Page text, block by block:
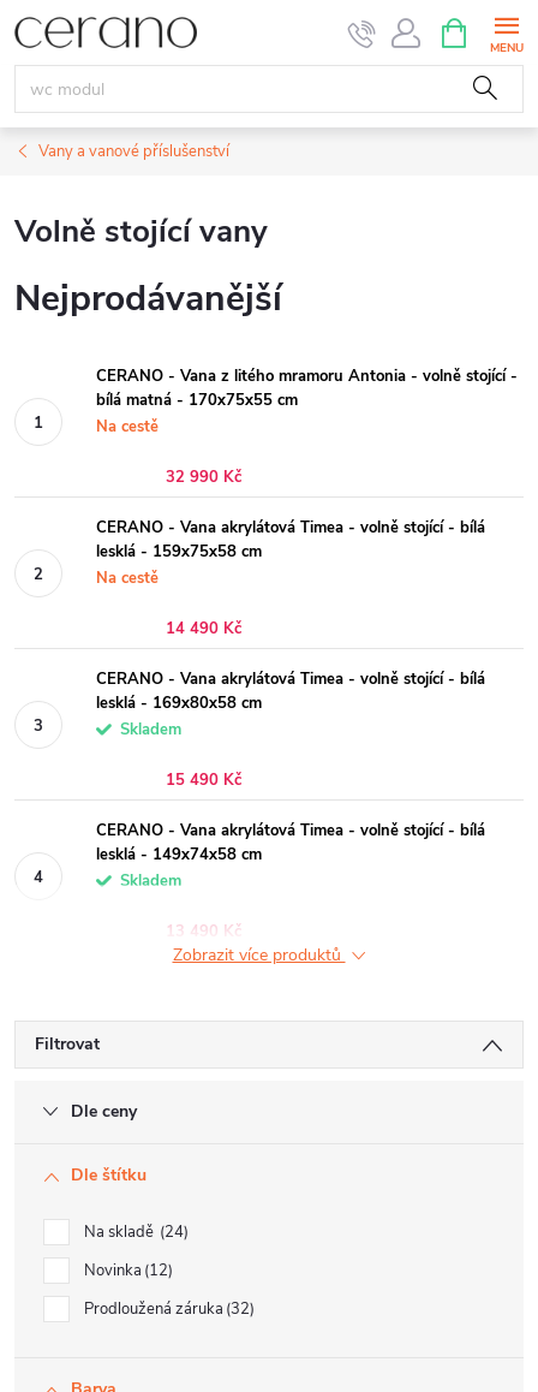
Přejít
na
obsah
NÁKUPNÍ
KOŠÍK
Vany a vanové příslušenství
Volně stojící vany
Nejprodávanější
CERANO - Vana z litého mramoru Antonia - volně stojící -
bílá matná - 170x75x55 cm
Na cestě
32 990 Kč
CERANO - Vana akrylátová Timea - volně stojící - bílá
lesklá - 159x75x58 cm
Na cestě
14 490 Kč
CERANO - Vana akrylátová Timea - volně stojící - bílá
lesklá - 169x80x58 cm
Skladem
15 490 Kč
CERANO - Vana akrylátová Timea - volně stojící - bílá
lesklá - 149x74x58 cm
Skladem
13 490 Kč
Zobrazit více produktů
Filtrovat
Dle ceny
Dle štítku
Na skladě 24
Novinka 12
Prodloužená záruka 32